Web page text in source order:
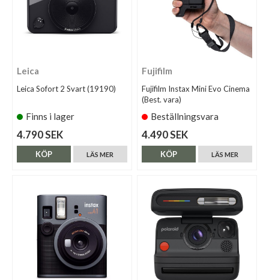
Leica
Leica Sofort 2 Svart (19190)
Finns i lager
4.790 SEK
LÄS MER
KÖP
Fujifilm
Fujifilm Instax Mini Evo Cinema
(Best. vara)
Beställningsvara
4.490 SEK
LÄS MER
KÖP